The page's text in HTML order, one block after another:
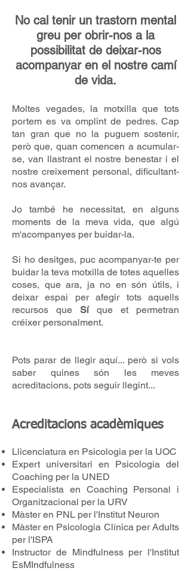
No cal tenir un trastorn mental
greu per obrir-nos a la
possibilitat de deixar-nos
acompanyar en el nostre camí
de vida.
Moltes vegades, la motxilla que tots
portem es va omplint de pedres. Cap
tan gran que no la puguem sostenir,
però que, quan comencen a acumular-
se, van llastrant el nostre benestar i el
nostre creixement personal, dificultant-
nos avançar.
Jo també he necessitat, en alguns
moments de la meva vida, que algú
m'acompanyes per buidar-la.
Si ho desitges, puc acompanyar-te per
buidar la teva motxilla de totes aquelles
coses, que ara, ja no en són útils, i
deixar espai per afegir tots aquells
recursos que Síque et permetran
créixer personalment.
Pots parar de llegir aquí... però si vols
saber quines són les meves
acreditacions, pots seguir llegint...
Acreditacions acadèmiques
Llicenciatura en Psicologia per la UOC
Expert universitari en Psicologia del
Coaching per la UNED
Especialista en Coaching Personal i
Organitzacional per la URV
Màster en PNL per l'Institut Neuron
Màster en Psicologia Clínica per Adults
per l'ISPA
Instructor de Mindfulness per l'Institut
EsMIndfulness